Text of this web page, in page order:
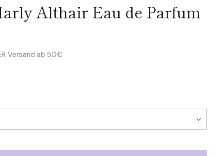
Althair Eau de Parfum
Versand ab 50€